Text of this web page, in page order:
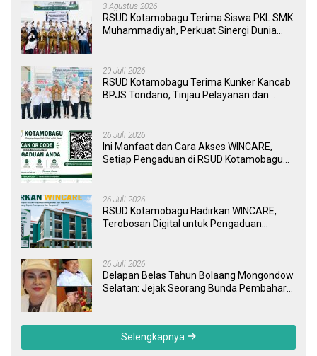
3 Agustus 2026
RSUD Kotamobagu Terima Siswa PKL SMK
Muhammadiyah, Perkuat Sinergi Dunia
29 Juli 2026
RSUD Kotamobagu Terima Kunker Kancab
BPJS Tondano, Tinjau Pelayanan dan
26 Juli 2026
Ini Manfaat dan Cara Akses WINCARE,
Setiap Pengaduan di RSUD Kotamobagu
26 Juli 2026
RSUD Kotamobagu Hadirkan WINCARE,
Terobosan Digital untuk Pengaduan
26 Juli 2026
Delapan Belas Tahun Bolaang Mongondow
Selatan: Jejak Seorang Bunda Pembaharu
Selengkapnya